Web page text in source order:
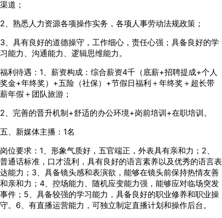
渠道；
2、熟悉人力资源各项操作实务，各项人事劳动法规政策；
3、具有良好的道德操守，工作细心，责任心强；具备良好的学
习能力、沟通能力、逻辑思维能力。
福利待遇：1、薪资构成：综合薪资4千（底薪+招聘提成+个人
奖金+年终奖）+五险（社保）+节假日福利＋年终奖＋超长带
薪年假＋团队旅游；
2、完善的晋升机制+舒适的办公环境+岗前培训+在职培训。
五、新媒体主播：1名
岗位要求：1、形象气质好，五官端正，外表具有亲和力；2、
普通话标准，口才流利，具有良好的语言素养以及优秀的语言表
达能力；3、具备镜头感和表演欲，能够在镜头前保持热情友善
和亲和力；4、控场能力、随机应变能力强，能够应对临场突发
事件；5、具备较强的学习能力，具备良好的职业修养和职业操
守。6、有直播运营能力，可独立制定直播计划和操作后台。